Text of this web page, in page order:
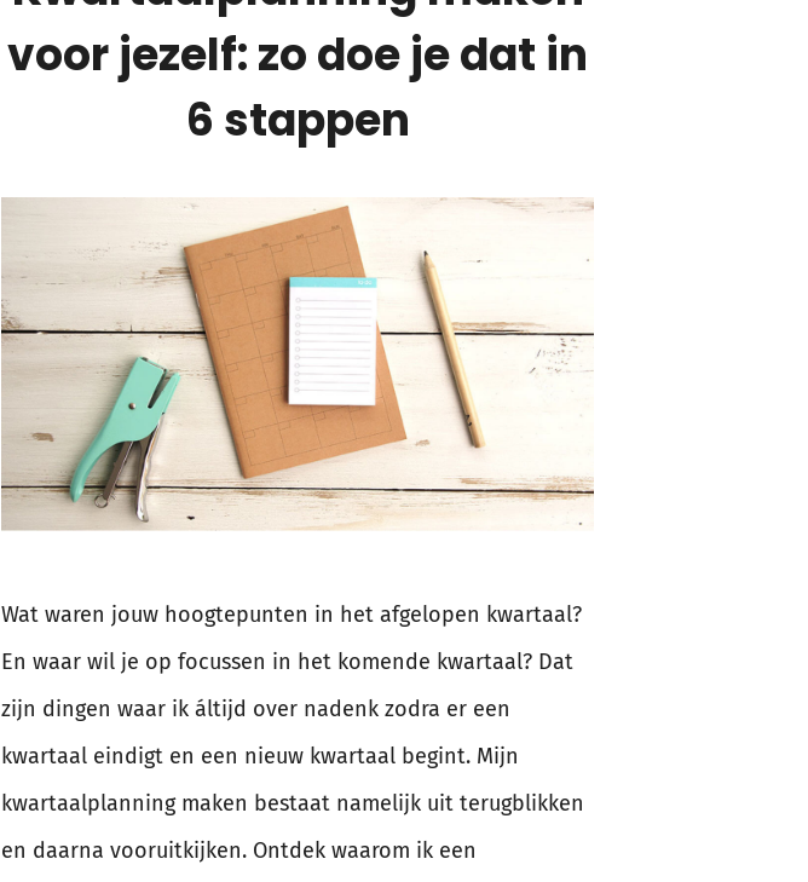
voor jezelf: zo doe je dat in
6 stappen
Wat waren jouw hoogtepunten in het afgelopen kwartaal?
En waar wil je op focussen in het komende kwartaal? Dat
zijn dingen waar ik áltijd over nadenk zodra er een
kwartaal eindigt en een nieuw kwartaal begint. Mijn
kwartaalplanning maken bestaat namelijk uit terugblikken
en daarna vooruitkijken. Ontdek waarom ik een